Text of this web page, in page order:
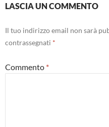
LASCIA UN COMMENTO
Il tuo indirizzo email non sarà
contrassegnati *
Commento *